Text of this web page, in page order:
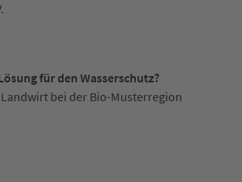
für den Wasserschutz?
bei der Bio-Musterregion